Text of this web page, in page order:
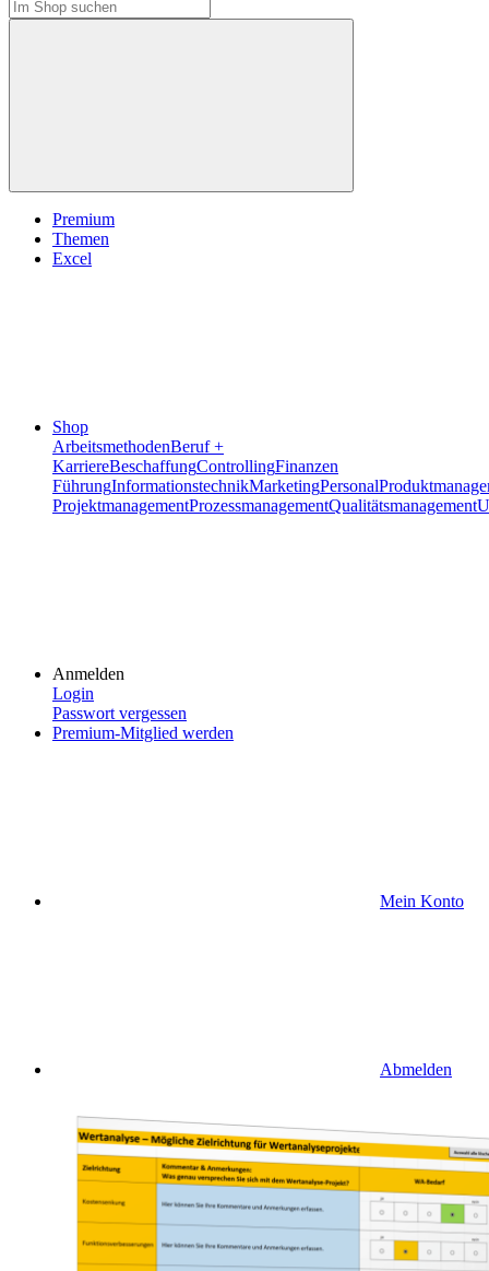
Premium
Themen
Excel
Shop
ArbeitsmethodenBeruf +
KarriereBeschaffungControllingFinanzen
FührungInformationstechnikMarketingPersonal
ProjektmanagementProzessmanagementQualitätsmanagement
Anmelden
Login
Passwort vergessen
Premium-Mitglied werden
Mein Konto
Abmelden